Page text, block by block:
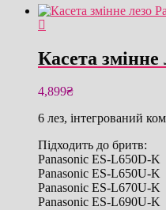
кількість
Касета змінне
4,899₴
6 лез, інтегрований
Підходить до бритв:
Panasonic ES-L650D-K
Panasonic ES-L650U-K
Panasonic ES-L670U-K
Panasonic ES-L690U-K